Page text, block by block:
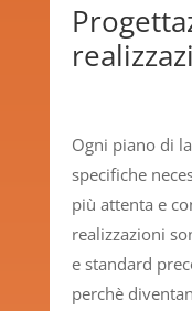
Ogni piano di
specifiche
più attenta e
realizzazioni
e standard
perchè